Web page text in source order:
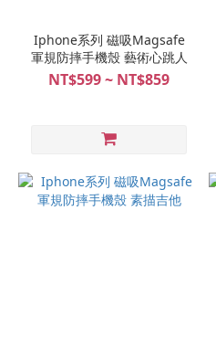
Iphone系列 磁吸Magsafe
軍規防摔手機殼 藝術心跳人
NT$599 ~ NT$859